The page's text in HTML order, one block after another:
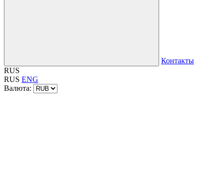
Контакты
RUS
RUS ENG
Валюта: